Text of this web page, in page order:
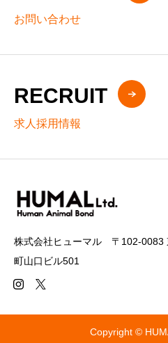
お問い合わせ
RECRUIT
求人採用情報
株式会社ヒューマル 〒102-0083
町山口ビル501
Copyright ©